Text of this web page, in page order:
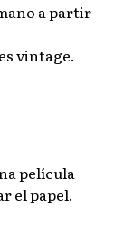
a partir
vintage.
película
el papel.